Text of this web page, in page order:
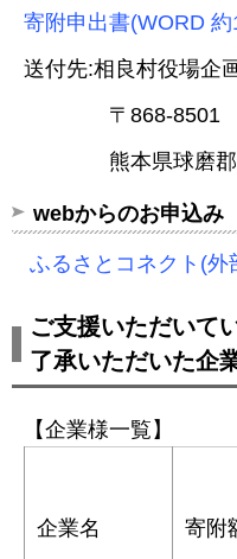
寄附申出書(WORD 約
送付先:相良村役場企
〒868-8501
熊本県球磨郡相
webからのお申込み
ふるさとコネクト(外
ご支援いただいて
了承いただいた企
【企業様一覧】
企業名 寄附